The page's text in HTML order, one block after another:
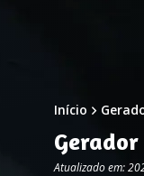
Início
Atualizado em: